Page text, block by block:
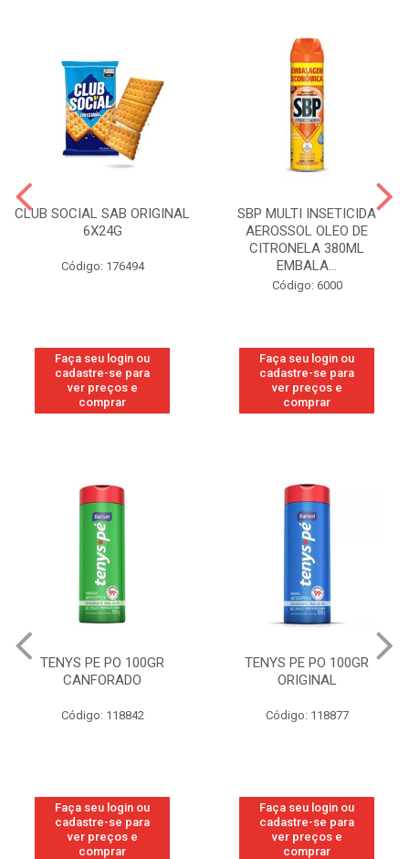
CLUB SOCIAL SAB ORIGINAL
6X24G
Código: 176494
Faça seu login ou
cadastre-se para
ver preços e
comprar
SBP MULTI INSETICIDA
AEROSSOL OLEO DE
CITRONELA 380ML
EMBALA...
Código: 6000
Faça seu login ou
cadastre-se para
ver preços e
comprar
TENYS PE PO 100GR
CANFORADO
Código: 118842
Faça seu login ou
cadastre-se para
ver preços e
comprar
TENYS PE PO 100GR
ORIGINAL
Código: 118877
Faça seu login ou
cadastre-se para
ver preços e
comprar